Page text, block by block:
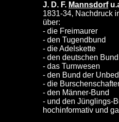
J. D. F. Mannsdorf
1831-34, Nachdruck
über:
- die Freimaurer
- den Tugendbund
- die Adelskette
- den deutschen Bund
- das Turnwesen
- den Bund der
- die
- den Männer-Bund
- und den Jünglings-
hochinformativ und